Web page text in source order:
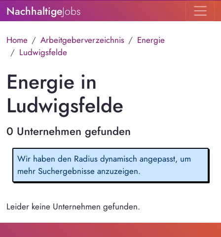
NachhaltigeJobs
Home Arbeitgeberverzeichnis
Energie
Ludwigsfelde
Energie in
Ludwigsfelde
0 Unternehmen gefunden
Wir haben den Radius dynamisch angepasst, um
mehr Suchergebnisse anzuzeigen.
Leider keine Unternehmen gefunden.